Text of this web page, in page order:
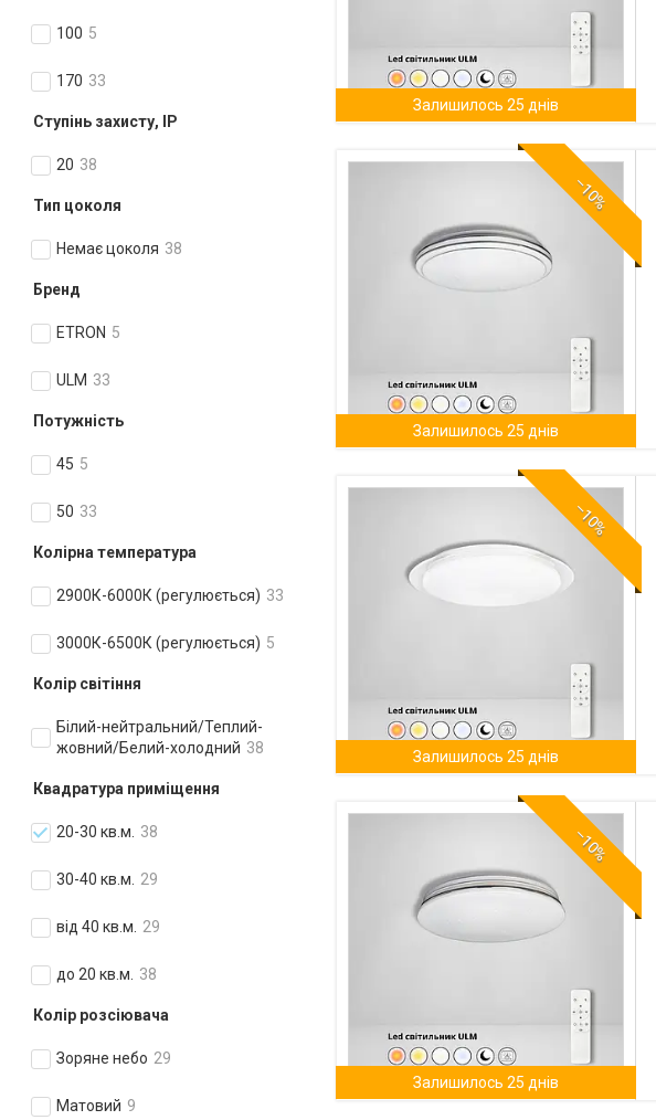
100 5
170 33
Ступінь захисту, IP
20 38
Тип цоколя
Немає цоколя 38
Бренд
ETRON 5
ULM 33
Потужність
45 5
50 33
Колірна температура
2900К-6000К (регулюється) 33
3000К-6500К (регулюється) 5
Колір світіння
Білий-нейтральний/Теплий-
жовний/Белий-холодний 38
Квадратура приміщення
20-30 кв.м. 38
30-40 кв.м. 29
від 40 кв.м. 29
до 20 кв.м. 38
Колір розсіювача
Зоряне небо 29
Матовий 9
Залишилось 25 днів
–10%
Залишилось 25 днів
–10%
Залишилось 25 днів
–10%
Залишилось 25 днів